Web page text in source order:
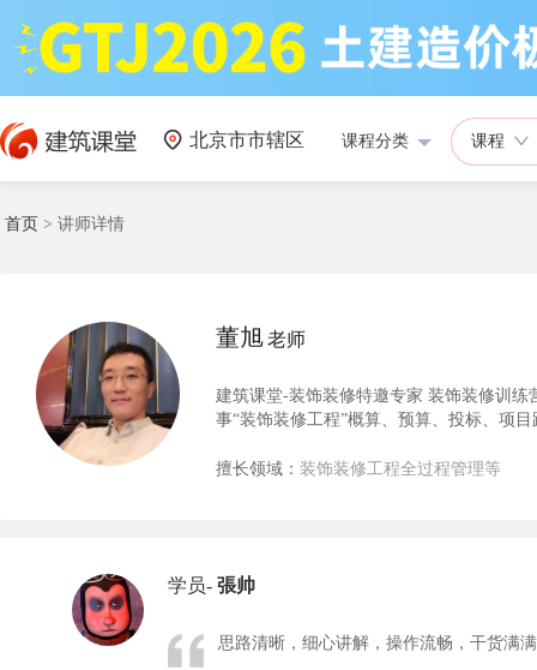
北京市市辖区 课程分类 课程
首页 > 讲师详情
董旭老师
建筑课堂-装饰装修特邀专家 装饰装修训
事“装饰装修工程”概算、预算、投标、项
擅长领域： 装饰装修工程全过程管理等
学员- 張帅
思路清晰，细心讲解，操作流畅，干货满